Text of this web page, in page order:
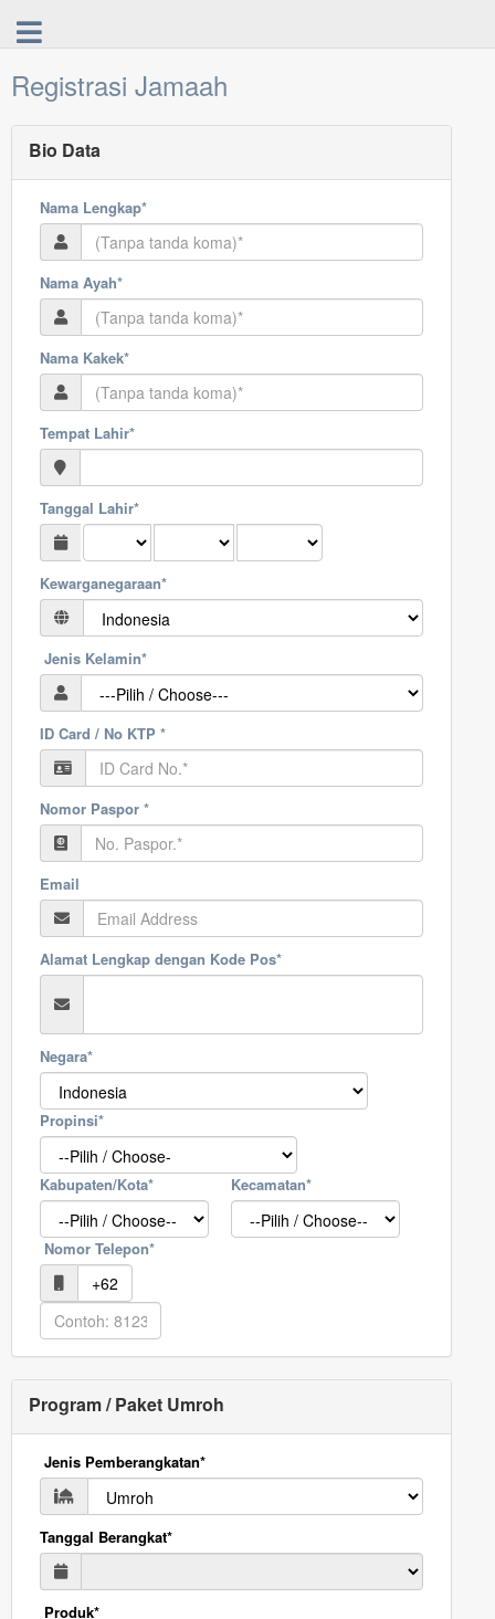
Registrasi Jamaah
Bio Data
Nama Lengkap*
Nama Ayah*
Nama Kakek*
Tempat Lahir*
Tanggal Lahir*
Kewarganegaraan*
Jenis Kelamin*
ID Card / No KTP *
Nomor Paspor *
Email
Alamat Lengkap dengan Kode Pos*
Negara*
Propinsi*
Kabupaten/Kota* Kecamatan*
Nomor Telepon*
Program / Paket Umroh
Jenis Pemberangkatan*
Tanggal Berangkat*
Produk*